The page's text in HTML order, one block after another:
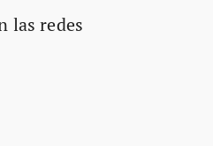
las redes